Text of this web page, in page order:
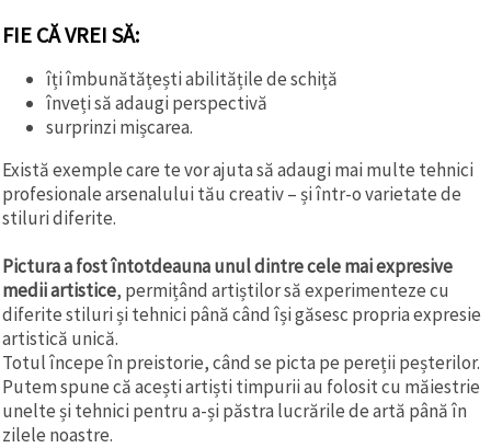
FIE CĂ VREI SĂ:
îți îmbunătățești abilitățile de schiță
înveți să adaugi perspectivă
surprinzi mișcarea.
Există exemple care te vor ajuta să adaugi mai multe tehnici
profesionale arsenalului tău creativ – și într-o varietate de
stiluri diferite.
Pictura a fost întotdeauna unul dintre cele mai expresive
medii artistice, permițând artiștilor să experimenteze cu
diferite stiluri și tehnici până când își găsesc propria expresie
artistică unică.
Totul începe în preistorie, când se picta pe pereții peșterilor.
Putem spune că acești artiști timpurii au folosit cu măiestrie
unelte și tehnici pentru a-și păstra lucrările de artă până în
zilele noastre.